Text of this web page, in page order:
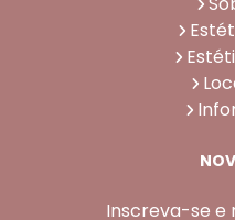
Inscreva-se e